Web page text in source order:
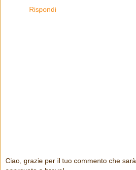
Rispondi
Ciao, grazie per il tuo commento che sarà